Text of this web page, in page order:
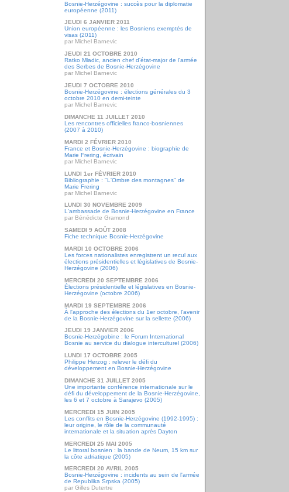
Bosnie-Herzégovine : succès pour la diplomatie
européenne (2011)
JEUDI 6 JANVIER 2011
Union européenne : les Bosniens exemptés de
visas (2011)
par Michel Barnevic
JEUDI 21 OCTOBRE 2010
Ratko Mladic, ancien chef d'état-major de l'armée
des Serbes de Bosnie-Herzégovine
par Michel Barnevic
JEUDI 7 OCTOBRE 2010
Bosnie-Herzégovine : élections générales du 3
octobre 2010 en demi-teinte
par Michel Barnevic
DIMANCHE 11 JUILLET 2010
Les rencontres officielles franco-bosniennes
(2007 à 2010)
MARDI 2 FÉVRIER 2010
France et Bosnie-Herzégovine : biographie de
Marie Frering, écrivain
par Michel Barnevic
LUNDI 1er FÉVRIER 2010
Bibliographie : "L'Ombre des montagnes" de
Marie Frering
par Michel Barnevic
LUNDI 30 NOVEMBRE 2009
L'ambassade de Bosnie-Herzégovine en France
par Bénédicte Gramond
SAMEDI 9 AOÛT 2008
Fiche technique Bosnie-Herzégovine
MARDI 10 OCTOBRE 2006
Les forces nationalistes enregistrent un recul aux
élections présidentielles et législatives de Bosnie-
Herzégovine (2006)
MERCREDI 20 SEPTEMBRE 2006
Élections présidentielle et législatives en Bosnie-
Herzégovine (octobre 2006)
MARDI 19 SEPTEMBRE 2006
À l'approche des élections du 1er octobre, l'avenir
de la Bosnie-Herzégovine sur la sellette (2006)
JEUDI 19 JANVIER 2006
Bosnie-Herzégobine : le Forum International
Bosnie au service du dialogue interculturel (2006)
LUNDI 17 OCTOBRE 2005
Philippe Herzog : relever le défi du
développement en Bosnie-Herzégovine
DIMANCHE 31 JUILLET 2005
Une importante conférence internationale sur le
défi du développement de la Bosnie-Herzégovine,
les 6 et 7 octobre à Sarajevo (2005)
MERCREDI 15 JUIN 2005
Les conflits en Bosnie-Herzégovine (1992-1995) :
leur origine, le rôle de la communauté
internationale et la situation après Dayton
MERCREDI 25 MAI 2005
Le littoral bosnien : la bande de Neum, 15 km sur
la côte adriatique (2005)
MERCREDI 20 AVRIL 2005
Bosnie-Herzégovine : incidents au sein de l'armée
de Republika Srpska (2005)
par Gilles Dutertre